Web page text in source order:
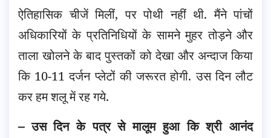
ऐतिहासिक चीजें मिलीं, पर पोथी नहीं थी. मैंने पांचों
अधिकारियों के प्रतिनिधियों के सामने मुहर तोड़ने और
ताला खोलने के बाद पुस्तकों को देखा और अन्दाज किया
कि 10-11 दर्जन प्लेटों की जरूरत होगी. उस दिन लौट
कर हम शलू में रह गये.
– उस दिन के पत्र से मालूम हुआ कि श्री आनंद